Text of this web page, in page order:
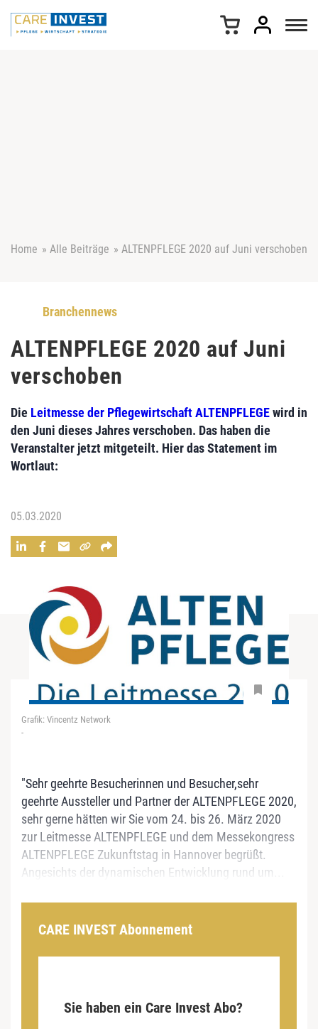
Home » Alle Beiträge » ALTENPFLEGE 2020 auf Juni verschoben
Branchennews
ALTENPFLEGE 2020 auf Juni
verschoben
Die Leitmesse der Pflegewirtschaft ALTENPFLEGEwird in
den Juni dieses Jahres verschoben. Das haben die
Veranstalter jetzt mitgeteilt. Hier das Statement im
Wortlaut:
05.03.2020
Grafik: Vincentz Network
-
"Sehr geehrte Besucherinnen und Besucher,sehr
geehrte Aussteller und Partner der ALTENPFLEGE 2020,
sehr gerne hätten wir Sie vom 24. bis 26. März 2020
zur Leitmesse ALTENPFLEGE und dem Messekongress
ALTENPFLEGE Zukunftstag in Hannover begrüßt.
Angesichts der dynamischen Entwicklung rund um...
CARE INVEST Abonnement
Sie haben ein Care Invest Abo?